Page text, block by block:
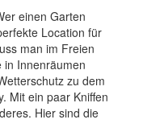
einen Garten
Location für
man im Freien
in Innenräumen
zu dem
Mit ein paar Kniffen
Hier sind die